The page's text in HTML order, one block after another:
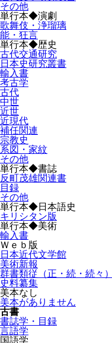
その他
単行本◆演劇
歌舞伎・浄瑠璃
能・狂言
単行本◆歴史
古代交通研究
日本史研究叢書
輸入書
考古学
古代
中世
近世
近現代
補任関連
宗教史
系図・家紋
その他
単行本◆書誌
反町茂雄関連書
目録
その他
単行本◆日本語史
キリシタン版
単行本◆美術
輸入書
Ｗｅｂ版
日本近代文学館
美術新報
群書類従（正・続・続々）
史料纂集
美本なし
美本がありません
古書
書誌学・目録
言語学
国語学